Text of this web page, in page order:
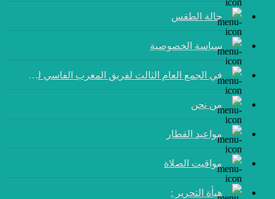
حالة الطقس
سياسة الخصوصية
في الجمع العام الثالث لفريق المغرب الفاسي لكرة القدم:
من نحن
مواعيد القطار
مواقيت الصلاة
هيأة التحرير :